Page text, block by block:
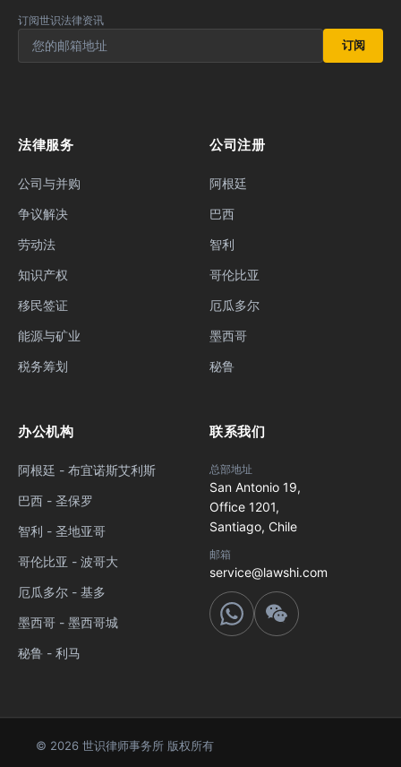
订阅世识法律资讯
订阅
法律服务
公司与并购
争议解决
劳动法
知识产权
移民签证
能源与矿业
税务筹划
公司注册
阿根廷
巴西
智利
哥伦比亚
厄瓜多尔
墨西哥
秘鲁
办公机构
阿根廷 - 布宜诺斯艾利斯
巴西 - 圣保罗
智利 - 圣地亚哥
哥伦比亚 - 波哥大
厄瓜多尔 - 基多
墨西哥 - 墨西哥城
秘鲁 - 利马
联系我们
总部地址
San Antonio 19,
Office 1201,
Santiago, Chile
邮箱
service@lawshi.com
© 2026 世识律师事务所 版权所有